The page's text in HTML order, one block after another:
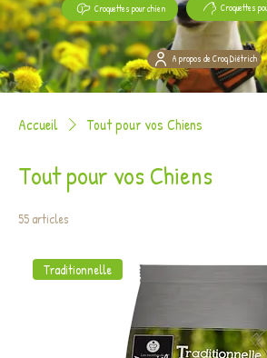
Accueil Tout pour vos Chiens
Tout pour vos Chiens
55 articles
Traditionnelle
Croquettes pour chien Croquettes
A propos de Croq Diétrich